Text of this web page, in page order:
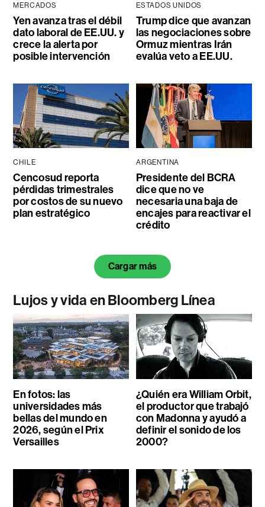
MERCADOS
Yen avanza tras el débil
dato laboral de EE.UU. y
crece la alerta por
posible intervención
ESTADOS UNIDOS
Trump dice que avanzan
las negociaciones sobre
Ormuz mientras Irán
evalúa veto a EE.UU.
CHILE
Cencosud reporta
pérdidas trimestrales
por costos de su nuevo
plan estratégico
ARGENTINA
Presidente del BCRA
dice que no ve
necesaria una baja de
encajes para reactivar el
crédito
Cargar más
Lujos y vida en Bloomberg Línea
En fotos: las
universidades más
bellas del mundo en
2026, según el Prix
Versailles
¿Quién era William Orbit,
el productor que trabajó
con Madonna y ayudó a
definir el sonido de los
2000?